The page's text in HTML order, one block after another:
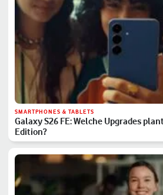
SMARTPHONES & TABLETS
Galaxy S26 FE: Welche Upgrades
Edition?